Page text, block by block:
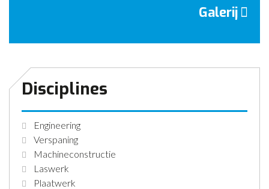
Galerij
Disciplines
Engineering
Verspaning
Machineconstructie
Laswerk
Plaatwerk